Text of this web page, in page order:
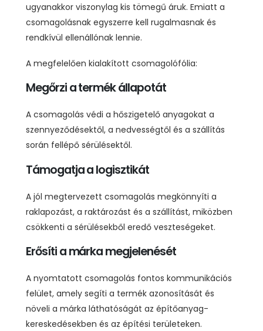
ugyanakkor viszonylag kis tömegű áruk. Emiatt a
csomagolásnak egyszerre kell rugalmasnak és
rendkívül ellenállónak lennie.
A megfelelően kialakított csomagolófólia:
Megőrzi a termék állapotát
A csomagolás védi a hőszigetelő anyagokat a
szennyeződésektől, a nedvességtől és a szállítás
során fellépő sérülésektől.
Támogatja a logisztikát
A jól megtervezett csomagolás megkönnyíti a
raklapozást, a raktározást és a szállítást, miközben
csökkenti a sérülésekből eredő veszteségeket.
Erősíti a márka megjelenését
A nyomtatott csomagolás fontos kommunikációs
felület, amely segíti a termék azonosítását és
növeli a márka láthatóságát az építőanyag-
kereskedésekben és az építési területeken.